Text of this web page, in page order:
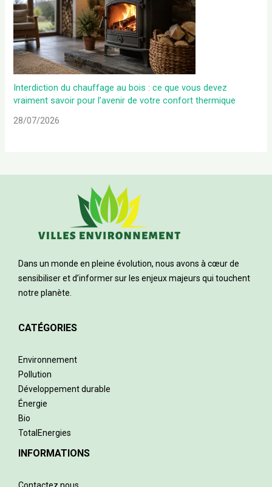
Interdiction du chauffage au bois : ce que vous devez
vraiment savoir pour l’avenir de votre confort thermique
28/07/2026
Dans un monde en pleine évolution, nous avons à cœur de
sensibiliser et d’informer sur les enjeux majeurs qui touchent
notre planète.
CATÉGORIES
Environnement
Pollution
Développement durable
Énergie
Bio
TotalEnergies
INFORMATIONS